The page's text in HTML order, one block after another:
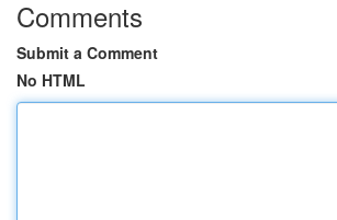
Comments
Submit a Comment
No HTML